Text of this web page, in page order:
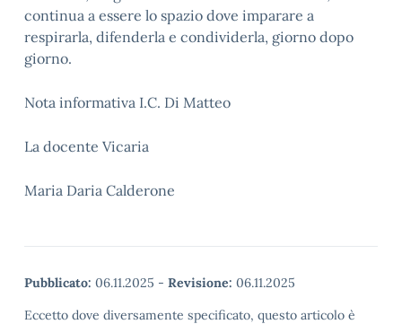
continua a essere lo spazio dove imparare a
respirarla, difenderla e condividerla, giorno dopo
giorno.
Nota informativa I.C. Di Matteo
La docente Vicaria
Maria Daria Calderone
Pubblicato: 06.11.2025 - Revisione: 06.11.2025
Eccetto dove diversamente specificato, questo articolo è